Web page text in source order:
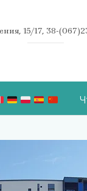
15/17, 38-